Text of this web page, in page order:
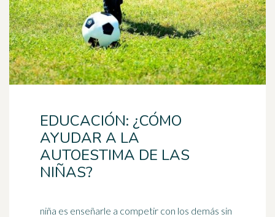
EDUCACIÓN: ¿CÓMO
AYUDAR A LA
AUTOESTIMA DE LAS
NIÑAS?
niña es enseñarle a competir con los demás sin